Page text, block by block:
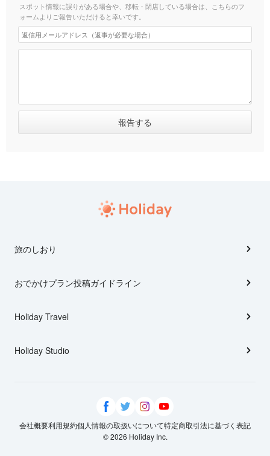
スポット情報に誤りがある場合や、移転・閉店している場合は、こちらのフ
ォームよりご報告いただけると幸いです。
旅のしおり
おでかけプラン投稿ガイドライン
Holiday Travel
Holiday Studio
会社概要利用規約個人情報の取扱いについて特定商取引法に基づく表記
© 2026 Holiday Inc.